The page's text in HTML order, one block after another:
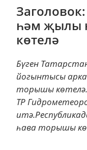
һәм җылы
көтелә
Бүген
йогынтысы
торышы
ТР
һава торышы